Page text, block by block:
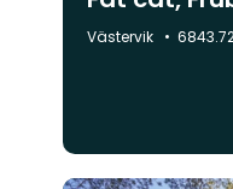
Kommun:
Västervik